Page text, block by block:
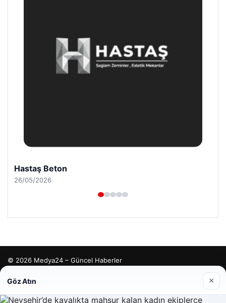
Hastaş Beton
26/05/2026
© 2026 Medya24 – Güncel Haberler
Göz Atın ×